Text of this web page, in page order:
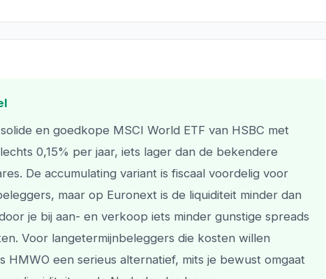
en goedkope MSCI World ETF van HSBC met
0,15% per jaar, iets lager dan de bekendere
De accumulating variant is fiscaal voordelig voor
maar op Euronext is de liquiditeit minder dan
je bij aan- en verkoop iets minder gunstige spreads
Voor langetermijnbeleggers die kosten willen
HMWO een serieus alternatief, mits je bewust omgaat